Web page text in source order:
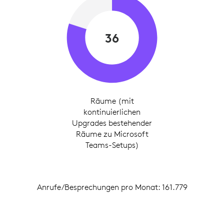
36
Räume (mit
kontinuierlichen
Upgrades bestehender
Räume zu Microsoft
Teams-Setups)
Anrufe/Besprechungen pro Monat: 161.779